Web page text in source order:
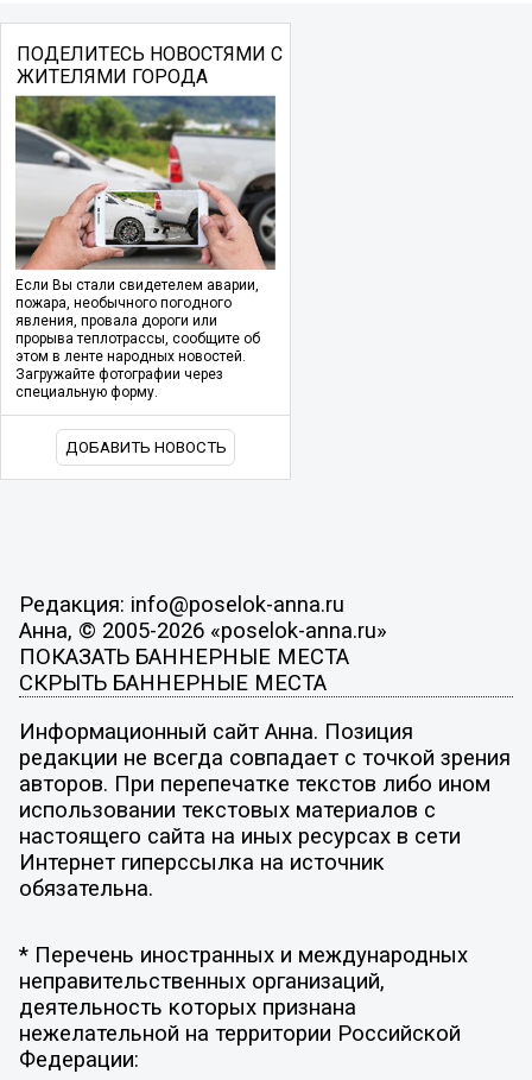
ПОДЕЛИТЕСЬ НОВОСТЯМИ С
ЖИТЕЛЯМИ ГОРОДА
Если Вы стали свидетелем аварии,
пожара, необычного погодного
явления, провала дороги или
прорыва теплотрассы, сообщите об
этом в ленте народных новостей.
Загружайте фотографии через
специальную форму.
ДОБАВИТЬ НОВОСТЬ
Редакция: info@poselok-anna.ru
Анна, © 2005-2026 «poselok-anna.ru»
ПОКАЗАТЬ БАННЕРНЫЕ МЕСТА
СКРЫТЬ БАННЕРНЫЕ МЕСТА
Информационный сайт Анна. Позиция
редакции не всегда совпадает с точкой зрения
авторов. При перепечатке текстов либо ином
использовании текстовых материалов с
настоящего сайта на иных ресурсах в сети
Интернет гиперссылка на источник
обязательна.
* Перечень иностранных и международных
неправительственных организаций,
деятельность которых признана
нежелательной на территории Российской
Федерации: